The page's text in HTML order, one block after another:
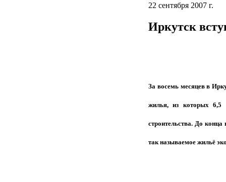
22 сентября 2007 г.
Иркутск
За восемь месяцев в
жилья, из которых 6,5
строительства. До
так называемое жильё